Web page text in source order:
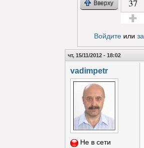
Вверху 37
Войдитеили
чт, 15/11/2012 - 18:02
vadimpetr
Не в сети